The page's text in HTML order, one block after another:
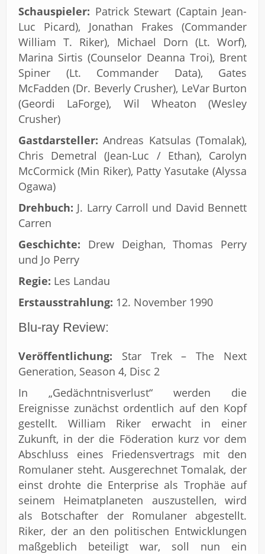
Schauspieler: Patrick Stewart (Captain Jean-
Luc Picard), Jonathan Frakes (Commander
William T. Riker), Michael Dorn (Lt. Worf),
Marina Sirtis (Counselor Deanna Troi), Brent
Spiner (Lt. Commander Data), Gates
McFadden (Dr. Beverly Crusher), LeVar Burton
(Geordi LaForge), Wil Wheaton (Wesley
Crusher)
Gastdarsteller:Andreas Katsulas (Tomalak),
Chris Demetral (Jean-Luc / Ethan), Carolyn
McCormick (Min Riker), Patty Yasutake (Alyssa
Ogawa)
Drehbuch: J. Larry Carroll und David Bennett
Carren
Geschichte: Drew Deighan, Thomas Perry
und Jo Perry
Regie: Les Landau
Erstausstrahlung: 12. November 1990
Blu-ray Review:
Veröffentlichung: Star Trek – The Next
Generation, Season 4, Disc 2
In „Gedächntnisverlust“ werden die
Ereignisse zunächst ordentlich auf den Kopf
gestellt. William Riker erwacht in einer
Zukunft, in der die Föderation kurz vor dem
Abschluss eines Friedensvertrags mit den
Romulaner steht. Ausgerechnet Tomalak, der
einst drohte die Enterprise als Trophäe auf
seinem Heimatplaneten auszustellen, wird
als Botschafter der Romulaner abgestellt.
Riker, der an den politischen Entwicklungen
maßgeblich beteiligt war, soll nun ein